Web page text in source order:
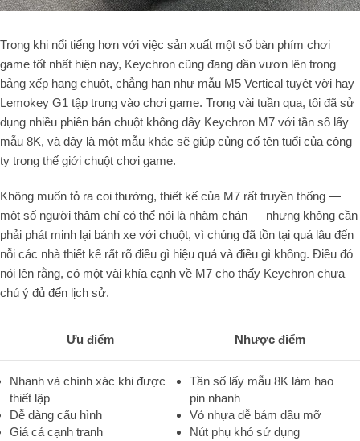
Trong khi nổi tiếng hơn với việc sản xuất một số bàn phím chơi
game tốt nhất hiện nay, Keychron cũng đang dần vươn lên trong
bảng xếp hạng chuột, chẳng hạn như mẫu M5 Vertical tuyệt vời hay
Lemokey G1 tập trung vào chơi game. Trong vài tuần qua, tôi đã sử
dụng nhiều phiên bản chuột không dây Keychron M7 với tần số lấy
mẫu 8K, và đây là một mẫu khác sẽ giúp củng cố tên tuổi của công
ty trong thế giới chuột chơi game.
Không muốn tỏ ra coi thường, thiết kế của M7 rất truyền thống —
một số người thậm chí có thể nói là nhàm chán — nhưng không cần
phải phát minh lại bánh xe với chuột, vì chúng đã tồn tại quá lâu đến
nỗi các nhà thiết kế rất rõ điều gì hiệu quả và điều gì không. Điều đó
nói lên rằng, có một vài khía cạnh về M7 cho thấy Keychron chưa
chú ý đủ đến lịch sử.
Ưu điểm Nhược điểm
Nhanh và chính xác khi được
thiết lập
Dễ dàng cấu hình
Giá cả cạnh tranh
Tần số lấy mẫu 8K làm hao
pin nhanh
Vỏ nhựa dễ bám dầu mỡ
Nút phụ khó sử dụng